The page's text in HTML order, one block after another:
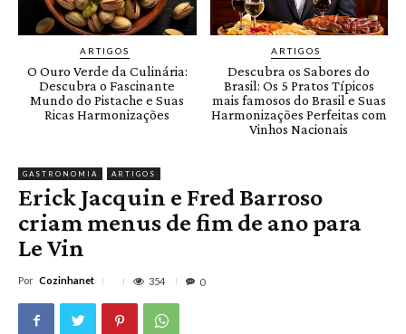
ARTIGOS
O Ouro Verde da Culinária:
Descubra o Fascinante
Mundo do Pistache e Suas
Ricas Harmonizações
ARTIGOS
Descubra os Sabores do
Brasil: Os 5 Pratos Típicos
mais famosos do Brasil e Suas
Harmonizações Perfeitas com
Vinhos Nacionais